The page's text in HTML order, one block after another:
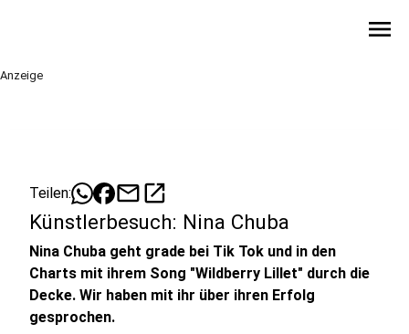
menu
Anzeige
Teilen: mailopen_in_new
Künstlerbesuch: Nina Chuba
Nina Chuba geht grade bei Tik Tok und in den
Charts mit ihrem Song "Wildberry Lillet" durch die
Decke. Wir haben mit ihr über ihren Erfolg
gesprochen.